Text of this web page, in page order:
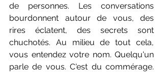
de personnes. Les conversations
bourdonnent autour de vous, des
rires éclatent, des secrets sont
chuchotés. Au milieu de tout cela,
vous entendez votre nom. Quelqu'un
parle de vous. C'est du commérage.